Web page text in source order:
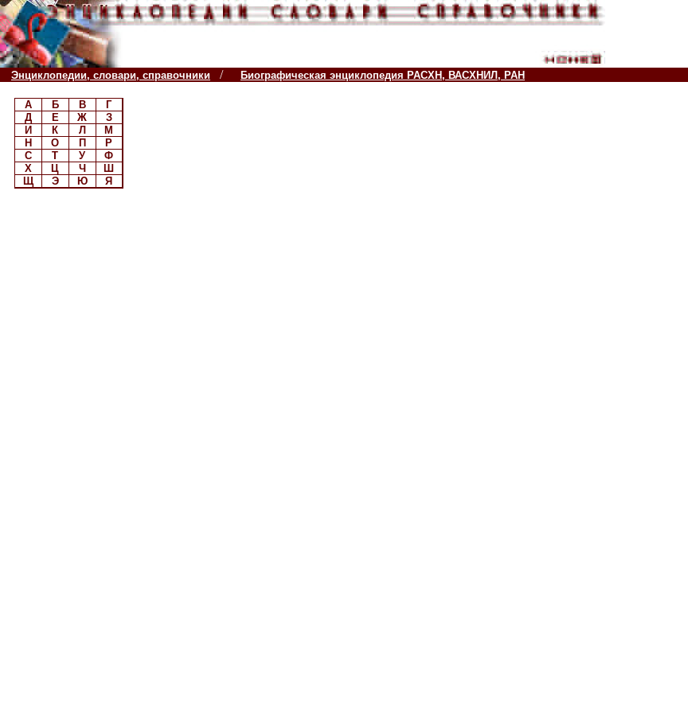
Энциклопедии, словари, справочники / Биографическая энциклопедия РАСХН, ВАСХНИЛ, РАН
А Б В
Г
Д
Е Ж
З
И
К Л
М
Н
О П
Р
С
Т У
Ф
Х
Ц Ч
Ш
Щ
Э Ю Я